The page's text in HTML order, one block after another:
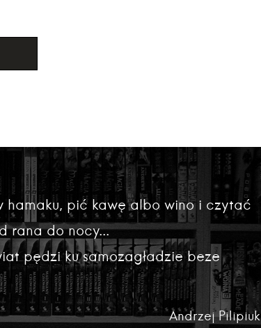
hamaku, pić kawę albo wino i czytać
rana do nocy...
pędzi ku samozagładzie beze
Andrzej Pilipiuk